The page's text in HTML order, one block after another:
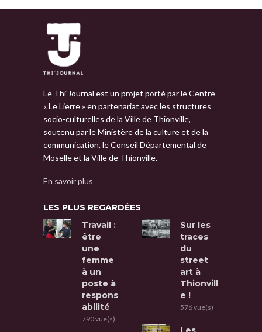
Le Thi'Journal est un projet porté par le Centre
« Le Lierre » en partenariat avec les structures
socio-culturelles de la Ville de Thionville,
soutenu par le Ministère de la culture et de la
communication, le Conseil Départemental de
Moselle et la Ville de Thionville.
En savoir plus
LES PLUS REGARDÉES
Travail :
être
une
femme
à un
poste à
respons
abilité
790 vue(s)
Sur les
traces
du
street
art à
Thionvill
e !
576 vue(s)